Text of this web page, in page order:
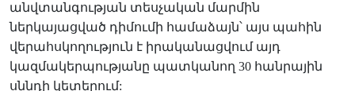
անվտանգության տեսչական մարմին
ներկայացված դիմումի համաձայն՝ այս պահին
վերահսկողություն է իրականացվում այդ
կազմակերպությանը պատկանող 30 հանրային
սննդի կետերում: